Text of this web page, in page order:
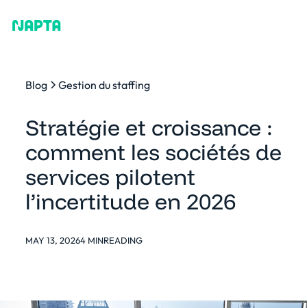
Blog Gestion du staffing
Stratégie et croissance :
comment les sociétés de
services pilotent
l’incertitude en 2026
MAY 13, 20264 MINREADING